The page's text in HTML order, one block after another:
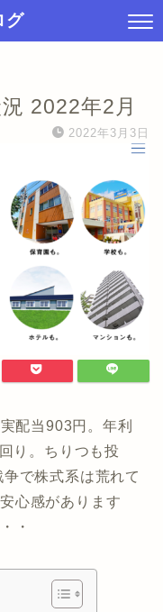
グ
2022年2月
2022年3月3日
配当903円。年利
り。ちりつも投
で株式系は荒れて
心感があります
・